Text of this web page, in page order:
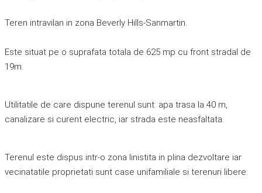
Teren intravilan in zona Beverly Hills-Sanmartin.
Este situat pe o suprafata totala de 625 mp cu front stradal de
19m.
Utilitatile de care dispune terenul sunt: apa trasa la 40 m,
canalizare si curent electric, iar strada este neasfaltata.
Terenul este dispus intr-o zona linistita in plina dezvoltare iar
vecinatatile proprietati sunt case unifamiliale si terenuri libere.